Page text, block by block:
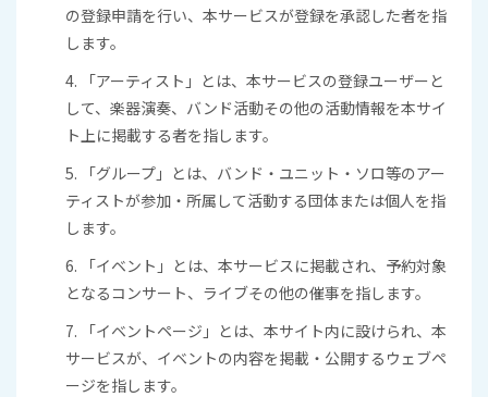
の登録申請を行い、本サービスが登録を承認した者を指
します。
4. 「アーティスト」とは、本サービスの登録ユーザーと
して、楽器演奏、バンド活動その他の活動情報を本サイ
ト上に掲載する者を指します。
5. 「グループ」とは、バンド・ユニット・ソロ等のアー
ティストが参加・所属して活動する団体または個人を指
します。
6. 「イベント」とは、本サービスに掲載され、予約対象
となるコンサート、ライブその他の催事を指します。
7. 「イベントページ」とは、本サイト内に設けられ、本
サービスが、イベントの内容を掲載・公開するウェブペ
ージを指します。